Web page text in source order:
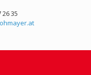
26 35